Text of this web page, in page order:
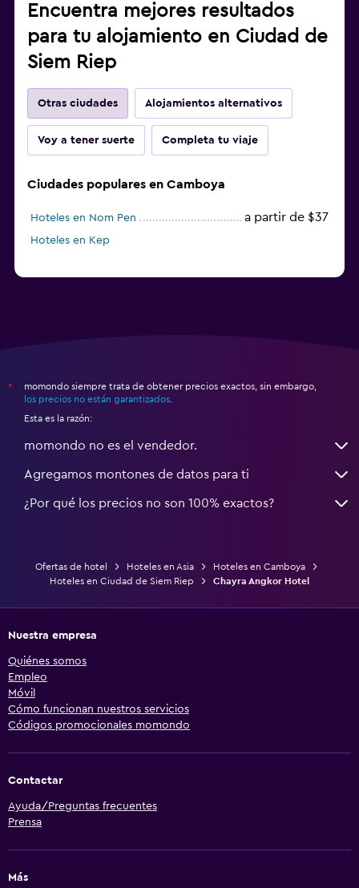
Encuentra mejores resultados
para tu alojamiento en Ciudad de
Siem Riep
Otras ciudades Alojamientos alternativos
Voy a tener suerte Completa tu viaje
Ciudades populares en Camboya
Hoteles en Nom Pen a partir de $37
Hoteles en Kep
*
momondo siempre trata de obtener precios exactos, sin embargo,
los precios no están garantizados
Esta es la razón:
momondo no es el vendedor.
Agregamos montones de datos para ti
¿Por qué los precios no son 100% exactos?
Ofertas de hotel Hoteles en Asia
Hoteles en Camboya
Hoteles en Ciudad de Siem Riep
Chayra Angkor Hotel
Nuestra empresa
Quiénes somos
Empleo
Móvil
Cómo funcionan nuestros servicios
Códigos promocionales momondo
Contactar
Ayuda/Preguntas frecuentes
Prensa
Más